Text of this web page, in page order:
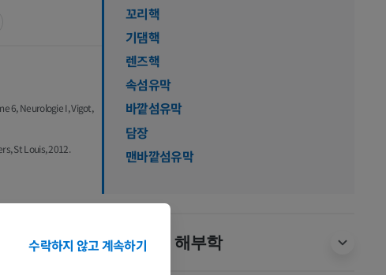
6, Neurologie I, Vigot,
St Louis, 2012.
꼬리핵
기댐핵
렌즈핵
속섬유막
바깥섬유막
담장
맨바깥섬유막
인간 비교 해부학
수락하지 않고 계속하기